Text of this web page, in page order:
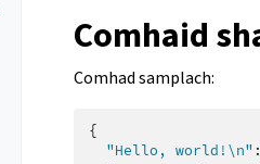
Comhaid
Comhad samplach:
{
"Hello, world!\n" :